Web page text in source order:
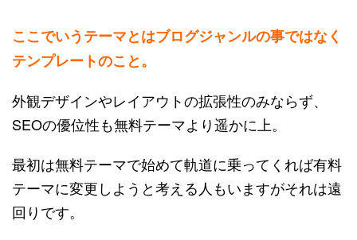
ここでいうテーマとはブログジャンルの事ではなく
テンプレートのこと。
外観デザインやレイアウトの拡張性のみならず、
SEOの優位性も無料テーマより遥かに上。
最初は無料テーマで始めて軌道に乗ってくれば有料
テーマに変更しようと考える人もいますがそれは遠
回りです。